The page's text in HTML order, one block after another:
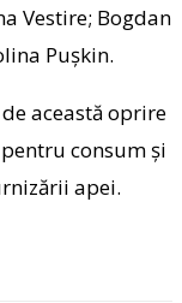
Vestire; Bogdan
Puşkin.
această oprire
consum şi
apei.